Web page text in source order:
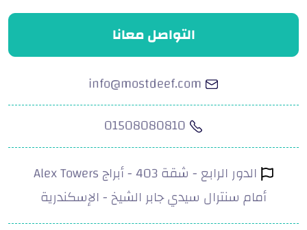
التواصل معانا
الدور الرابع - شقة 403 - أبراج Alex Towers
أمام سنترال سيدي جابر الشيخ - الإسكندرية